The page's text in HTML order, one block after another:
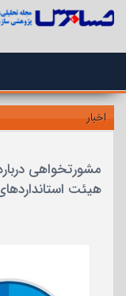
اخبار
هیئت